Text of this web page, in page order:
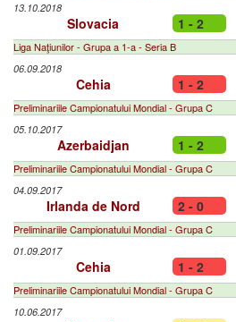
13.10.2018
Slovacia 1 - 2
Liga Naţiunilor - Grupa a 1-a - Seria B
06.09.2018
Cehia 1 - 2
Preliminariile Campionatului Mondial - Grupa C
05.10.2017
Azerbaidjan 1 - 2
Preliminariile Campionatului Mondial - Grupa C
04.09.2017
Irlanda de Nord 2 - 0
Preliminariile Campionatului Mondial - Grupa C
01.09.2017
Cehia 1 - 2
Preliminariile Campionatului Mondial - Grupa C
10.06.2017